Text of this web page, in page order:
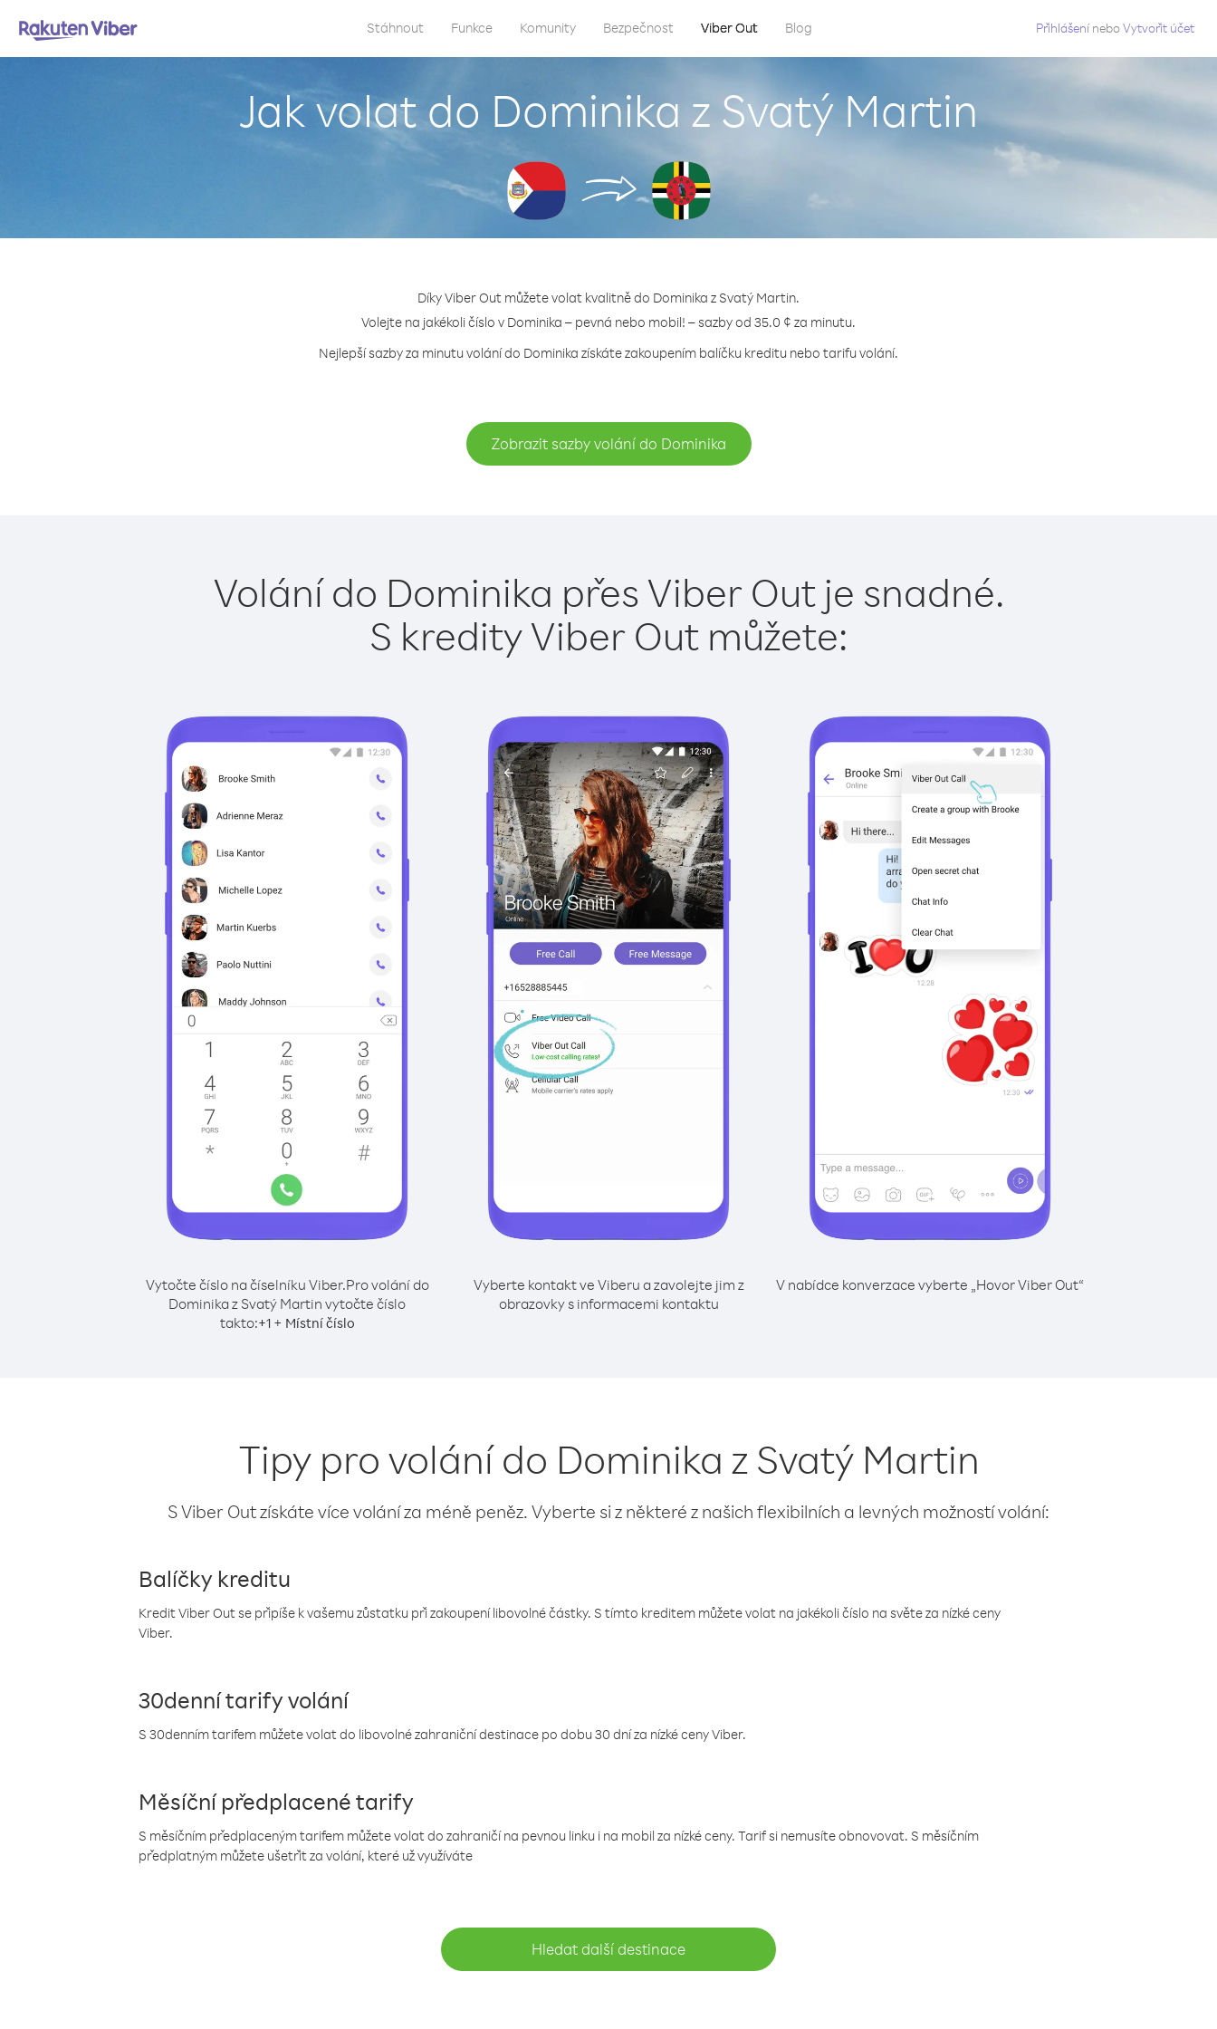
Stáhnout Funkce Komunity Bezpečnost Viber Out Blog Přihlášení neboVytvořit účet
Jak volat do Dominika z Svatý Martin
Díky Viber Out můžete volat kvalitně do Dominika z Svatý Martin.
Volejte na jakékoli číslo v Dominika – pevná nebo mobil! – sazby od 35.0 ¢ za minutu.
Nejlepší sazby za minutu volání do Dominika získáte zakoupením balíčku kreditu nebo tarifu volání.
Zobrazit sazby volání do Dominika
Volání do Dominika přes Viber Out je snadné.
S kredity Viber Out můžete:
Vytočte číslo na číselníku Viber.Pro volání do
Dominika z Svatý Martin vytočte číslo
takto:+1+ Místní číslo
Vyberte kontakt ve Viberu a zavolejte jim z
obrazovky s informacemi kontaktu
V nabídce konverzace vyberte „Hovor Viber Out“
Tipy pro volání do Dominika z Svatý Martin
S Viber Out získáte více volání za méně peněz. Vyberte si z některé z našich flexibilních a levných možností volání:
Balíčky kreditu
Kredit Viber Out se připíše k vašemu zůstatku při zakoupení libovolné částky. S tímto kreditem můžete volat na jakékoli číslo na světe za nízké ceny
Viber.
30denní tarify volání
S 30denním tarifem můžete volat do libovolné zahraniční destinace po dobu 30 dní za nízké ceny Viber.
Měsíční předplacené tarify
S měsíčním předplaceným tarifem můžete volat do zahraničí na pevnou linku i na mobil za nízké ceny. Tarif si nemusíte obnovovat. S měsíčním
předplatným můžete ušetřit za volání, které už využíváte
Hledat další destinace